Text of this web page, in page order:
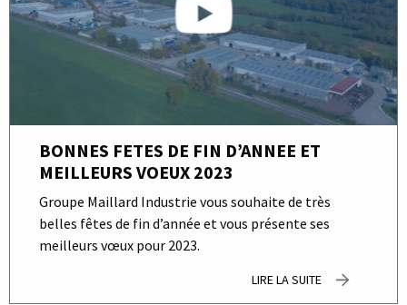
BONNES FETES DE FIN D’ANNEE ET
MEILLEURS VOEUX 2023
Groupe Maillard Industrie vous souhaite de très
belles fêtes de fin d’année et vous présente ses
meilleurs vœux pour 2023.
LIRE LA SUITE